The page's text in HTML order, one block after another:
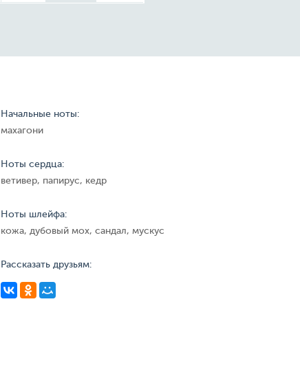
Начальные ноты:
махагони
Ноты сердца:
ветивер, папирус, кедр
Ноты шлейфа:
кожа, дубовый мох, сандал, мускус
Рассказать друзьям: